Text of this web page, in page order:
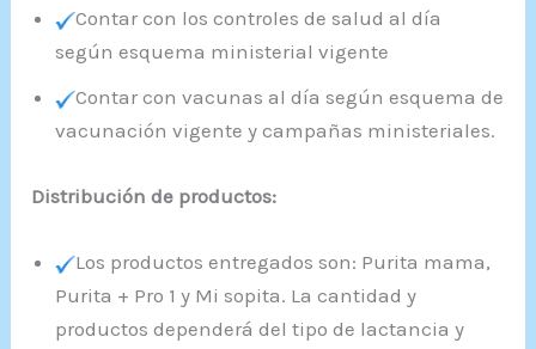
Contar con los controles de salud al día
según esquema ministerial vigente
Contar con vacunas al día según esquema de
vacunación vigente y campañas ministeriales.
Distribución de productos:
Los productos entregados son: Purita mama,
Purita + Pro 1 y Mi sopita. La cantidad y
productos dependerá del tipo de lactancia y